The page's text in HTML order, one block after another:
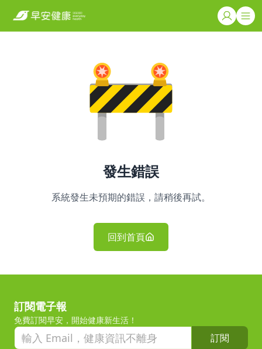
發生錯誤
系統發生未預期的錯誤，請稍後再試。
回到首頁
訂閱電子報
免費訂閱早安，開始健康新生活！
訂閱